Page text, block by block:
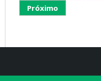
Próximo